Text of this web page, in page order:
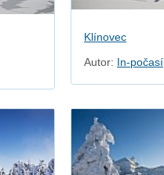
Klínovec
Autor: In-počasí